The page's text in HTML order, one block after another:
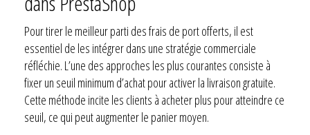
Pour tirer le meilleur parti des frais de port offerts, il est
essentiel de les intégrer dans une stratégie commerciale
réfléchie. L’une des approches les plus courantes consiste à
fixer un seuil minimum d’achat pour activer la livraison gratuite.
Cette méthode incite les clients à acheter plus pour atteindre ce
seuil, ce qui peut augmenter le panier moyen.